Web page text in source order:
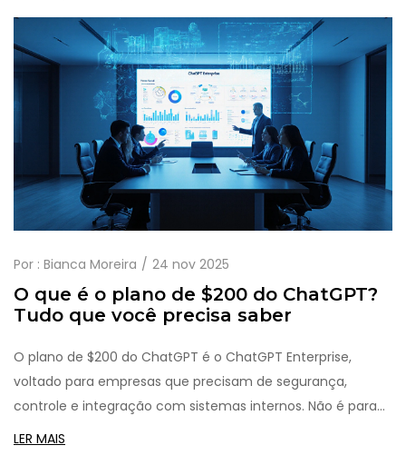
Por : Bianca Moreira 24 nov 2025
O que é o plano de $200 do ChatGPT?
Tudo que você precisa saber
O plano de $200 do ChatGPT é o ChatGPT Enterprise,
voltado para empresas que precisam de segurança,
controle e integração com sistemas internos. Não é para
usuários individuais. Saiba se vale a pena.
LER MAIS